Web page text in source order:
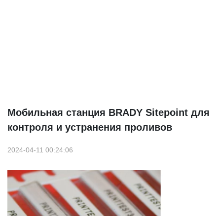
Мобильная станция BRADY Sitepoint для
контроля и устранения проливов
2024-04-11 00:24:06